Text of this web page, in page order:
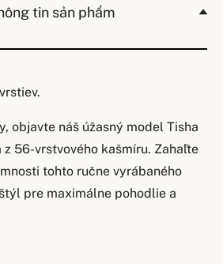
tin sản phẩm
objavte náš úžasný model Tisha
56-vrstvového kašmíru. Zahaľte
tohto ručne vyrábaného
pre maximálne pohodlie a